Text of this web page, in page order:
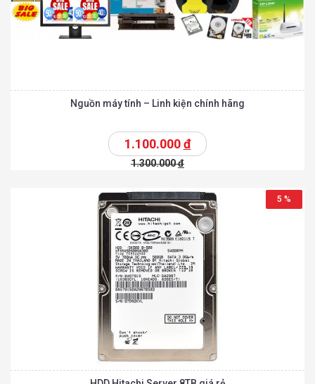
Nguồn máy tính – Linh kiện chính hãng
1.100.000đ
1.300.000đ
5 %